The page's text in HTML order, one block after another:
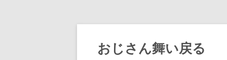
テ
ン
ツ
おじさん舞い戻る